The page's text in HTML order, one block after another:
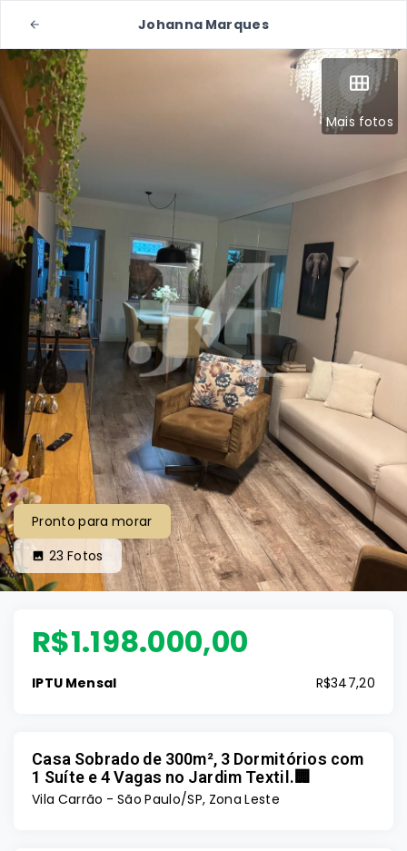
Johanna Marques
Mais fotos
Pronto para morar
23 Fotos
R$1.198.000,00
IPTU Mensal R$347,20
Casa Sobrado de 300m², 3 Dormitórios com
1 Suíte e 4 Vagas no Jardim Textil.🏢
Vila Carrão - São Paulo/SP, Zona Leste